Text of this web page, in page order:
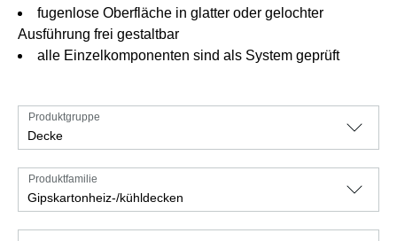
fugenlose Oberfläche in glatter oder gelochter
Ausführung frei gestaltbar
alle Einzelkomponenten sind als System geprüft
Decke
Produktgruppe
Gipskartonheiz-/kühldecken
Produktfamilie